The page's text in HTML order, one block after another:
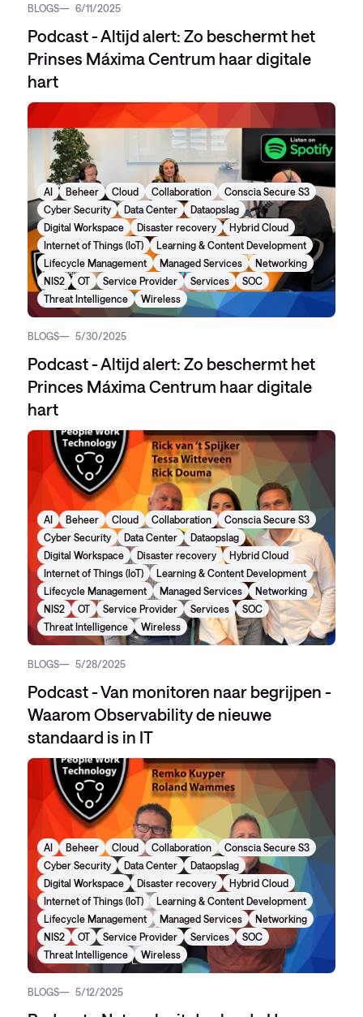
BLOGS 6/11/2025
Podcast - Altijd alert: Zo beschermt het
Prinses Máxima Centrum haar digitale
hart
AI Beheer Cloud Collaboration
Conscia Secure S3
Cyber Security
Data Center
Dataopslag
Digital Workspace
Disaster recovery
Hybrid Cloud
Internet of Things (IoT)
Learning & Content Development
Lifecycle Management
Managed Services
Networking
NIS2
OT Service Provider Services
SOC
Threat Intelligence
Wireless
BLOGS 5/30/2025
Podcast - Altijd alert: Zo beschermt het
Princes Máxima Centrum haar digitale
hart
AI Beheer Cloud Collaboration
Conscia Secure S3
Cyber Security
Data Center
Dataopslag
Digital Workspace
Disaster recovery
Hybrid Cloud
Internet of Things (IoT)
Learning & Content Development
Lifecycle Management
Managed Services
Networking
NIS2
OT Service Provider Services
SOC
Threat Intelligence
Wireless
BLOGS 5/28/2025
Podcast - Van monitoren naar begrijpen -
Waarom Observability de nieuwe
standaard is in IT
AI Beheer Cloud Collaboration
Conscia Secure S3
Cyber Security
Data Center
Dataopslag
Digital Workspace
Disaster recovery
Hybrid Cloud
Internet of Things (IoT)
Learning & Content Development
Lifecycle Management
Managed Services
Networking
NIS2
OT Service Provider Services
SOC
Threat Intelligence
Wireless
BLOGS 5/12/2025